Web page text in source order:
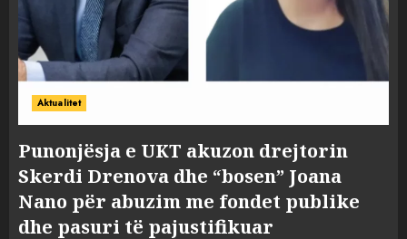
Aktualitet
Punonjësja e UKT akuzon drejtorin
Skerdi Drenova dhe “bosen” Joana
Nano për abuzim me fondet publike
dhe pasuri të pajustifikuar